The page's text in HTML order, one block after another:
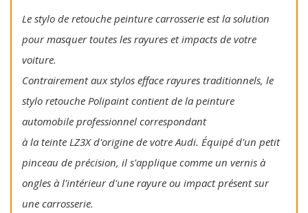
Le stylo de retouche peinture carrosserie est la solution
pour masquer toutes les rayures et impacts de votre
voiture.
Contrairement aux stylos efface rayures traditionnels, le
stylo retouche Polipaint contient de la peinture
automobile professionnel correspondant
à la teinte LZ3X d'origine de votre Audi. Équipé d'un petit
pinceau de précision, il s'applique comme un vernis à
ongles à l'intérieur d'une rayure ou impact présent sur
une carrosserie.